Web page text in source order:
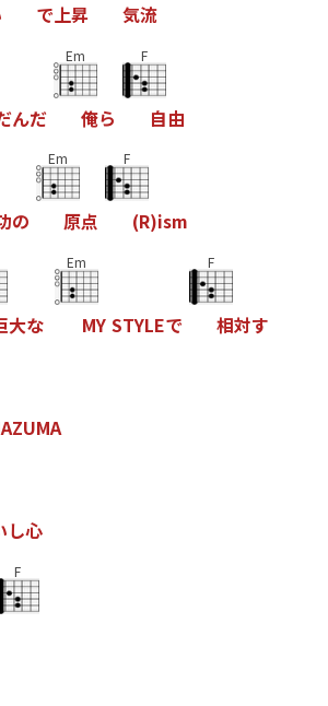
で上昇 気流
んだ
Em
俺ら
F
自由
の
Em
原点
F
(R)ism
大な
Em
MY STYLEで
F
相対す
AZUMA
し心
F